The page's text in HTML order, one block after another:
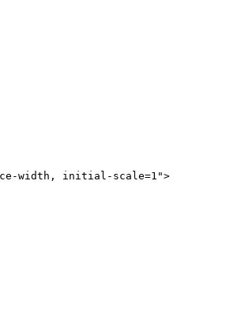
width, initial-scale=1">